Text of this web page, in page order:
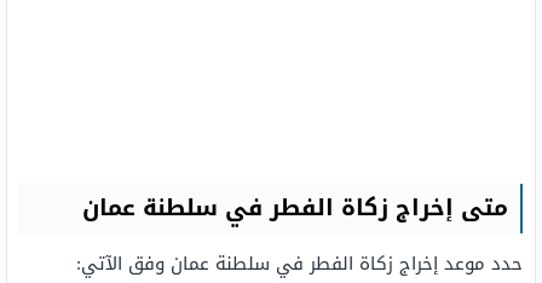
متى إخراج زكاة الفطر في سلطنة عمان
حدد موعد إخراج زكاة الفطر في سلطنة عمان وفق الآتي: